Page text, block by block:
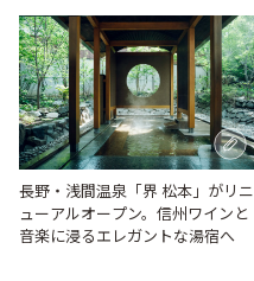
長野・浅間温泉「界 松本」がリニ
ューアルオープン。信州ワインと
音楽に浸るエレガントな湯宿へ